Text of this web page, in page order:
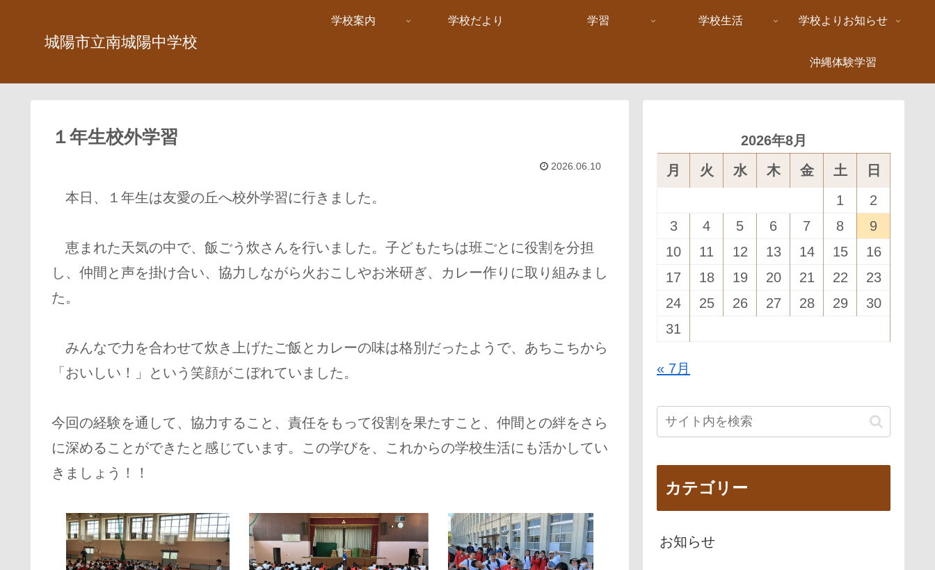
城陽市立南城陽中学校
学校案内 学校だより 学習 学校生活 学校よりお知らせ
沖縄体験学習
１年生校外学習
2026.06.10
本日、１年生は友愛の丘へ校外学習に行きました。
恵まれた天気の中で、飯ごう炊さんを行いました。子どもたちは班ごとに役割を分担
し、仲間と声を掛け合い、協力しながら火おこしやお米研ぎ、カレー作りに取り組みまし
た。
みんなで力を合わせて炊き上げたご飯とカレーの味は格別だったようで、あちこちから
「おいしい！」という笑顔がこぼれていました。
今回の経験を通して、協力すること、責任をもって役割を果たすこと、仲間との絆をさら
に深めることができたと感じています。この学びを、これからの学校生活にも活かしてい
きましょう！！
2026年8月
月
火 水 木 金 土
日
1
2
3
4 5 6 7 8
9
10
11 12 13 14 15
16
17
18 19 20 21 22
23
24
25 26 27 28 29
30
31
« 7月
カテゴリー
お知らせ